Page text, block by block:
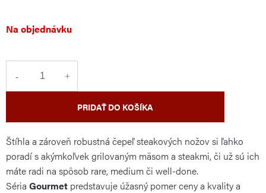
Jednotková
cena:
Na objednávku
PRIDAŤ DO KOŠÍKA
Štíhla a zároveň robustná čepeľ steakových nožov si ľahko
poradí s akýmkoľvek grilovaným mäsom a steakmi, či už sú ich
máte radi na spôsob rare, medium či well-done.
Séria Gourmet predstavuje úžasný pomer ceny a kvality a